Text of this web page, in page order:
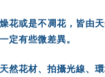
花或是不凋花，皆由
定有些微差異。
然花材、拍攝光線、